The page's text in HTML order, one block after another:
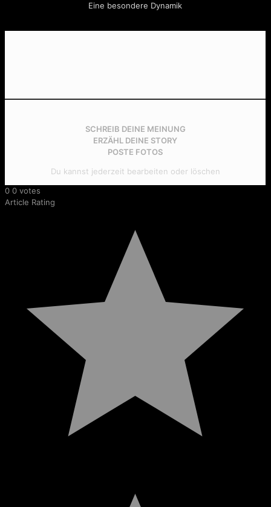
Eine besondere Dynamik
SCHREIB DEINE MEINUNG
ERZÄHL DEINE STORY
POSTE FOTOS
Du kannst jederzeit bearbeiten oder löschen
0 0 votes
Article Rating